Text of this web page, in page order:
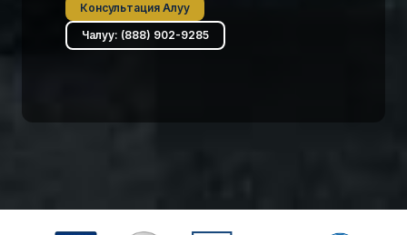
Консультация Алуу
Чалуу: (888) 902-9285